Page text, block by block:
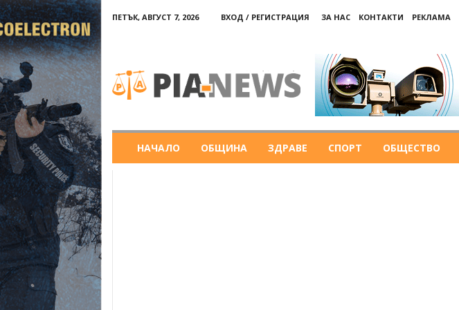
ПЕТЪК, АВГУСТ 7, 2026 ВХОД / РЕГИСТРАЦИЯ ЗА НАС КОНТАКТИ РЕКЛАМА
НАЧАЛО ОБЩИНА ЗДРАВЕ СПОРТ ОБЩЕСТВО